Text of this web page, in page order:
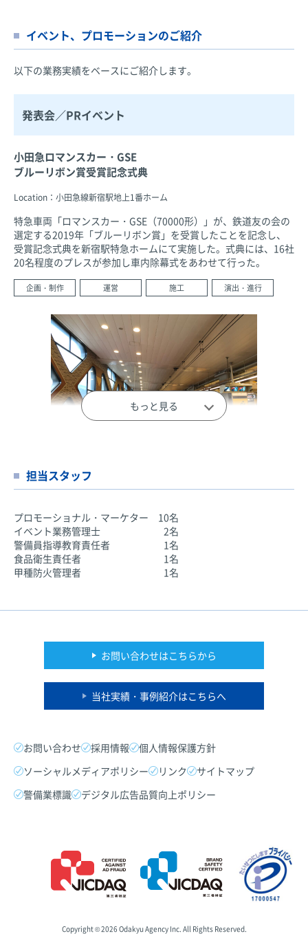
もっと見る
イベント、プロモーションのご紹介
以下の業務実績をベースにご紹介します。
発表会／PRイベント
小田急ロマンスカー・GSE
ブルーリボン賞受賞記念式典
Location：小田急線新宿駅地上1番ホーム
特急車両「ロマンスカー・GSE（70000形）」が、鉄道友の会の
選定する2019年「ブルーリボン賞」を受賞したことを記念し、
受賞記念式典を新宿駅特急ホームにて実施した。式典には、16社
20名程度のプレスが参加し車内除幕式をあわせて行った。
企画・制作 運営 施工 演出・進行
下北沢エリア 線路跡地開発計画発表会
Location：下北線路街 空き地
地域住民・メディア約250名を現地説明会に招待したオープニン
グイベント。発表内容は、YouTubeにて生配信も行い、開発への
関心や理解を獲得。オープン後の下北線路 街空き地に期待を寄
せるメッセージボードの設置や、下北沢ゆかりのミュージシャン
御殿場プレミアム・アウトレットの第4期増設エリア「HILL
SIDE」内に新設したホテル「HOTEL CLAD(ホテルクラッド)」&
日帰り温泉施設「木の花の湯(このはなのゆ)」の12月15日開業前
担当スタッフ
プロモーショナル・マーケター
10名
イベント業務管理士
2名
警備員指導教育責任者
1名
食品衛生責任者
1名
甲種防火管理者
1名
お問い合わせはこちらから
当社実績・事例紹介はこちらへ
お問い合わせ 採用情報
個人情報保護方針
ソーシャルメディアポリシー
リンク
サイトマップ
警備業標識
デジタル広告品質向上ポリシー
Copyright ©2026 Odakyu Agency Inc. All Rights Reserved.